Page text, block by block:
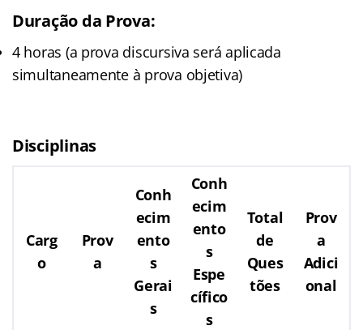
Duração da Prova:
4 horas (a prova discursiva será aplicada
simultaneamente à prova objetiva)
Disciplinas
Carg
o
Prov
a
Conh
ecim
ento
s
Gerai
s
Conh
ecim
ento
s
Espe
cífico
s
Total
de
Ques
tões
Prov
a
Adici
onal